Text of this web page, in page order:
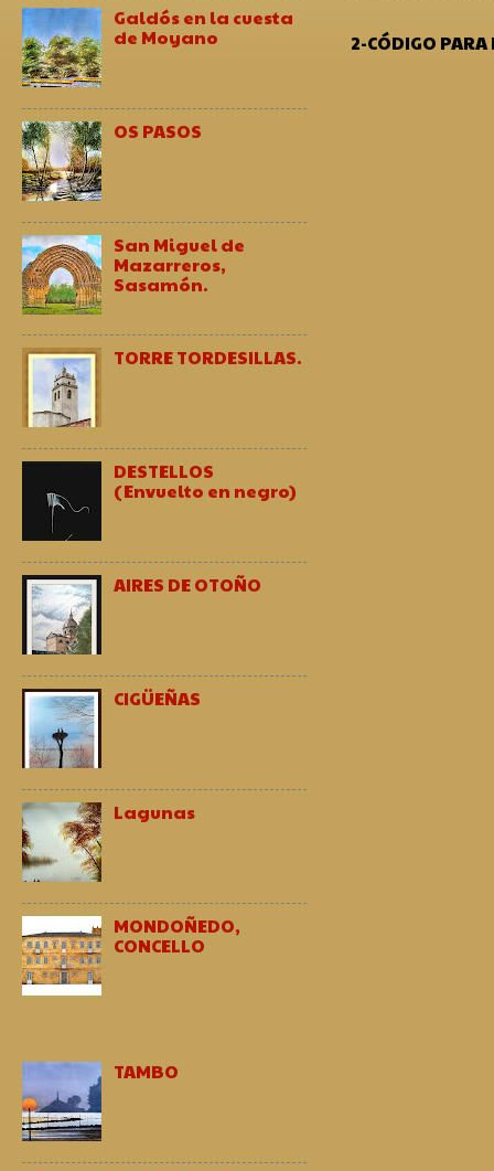
2-CÓDIGO
Galdós en la cuesta
de Moyano
OS PASOS
San Miguel de
Mazarreros,
Sasamón.
TORRE TORDESILLAS.
DESTELLOS
(Envuelto en negro)
AIRES DE OTOÑO
CIGÜEÑAS
Lagunas
MONDOÑEDO,
CONCELLO
TAMBO